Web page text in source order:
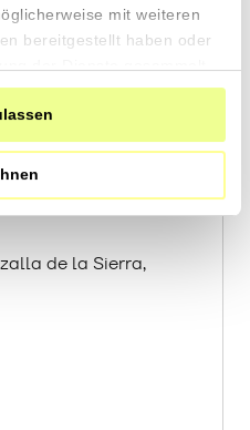
mit weiteren
bereitgestellt haben oder
de la Sierra,